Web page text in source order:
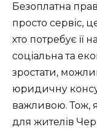
Безоплатна
просто сервіс,
хто потребує її
соціальна та
зростати,
юридичну
важливою. Тож,
для жителів